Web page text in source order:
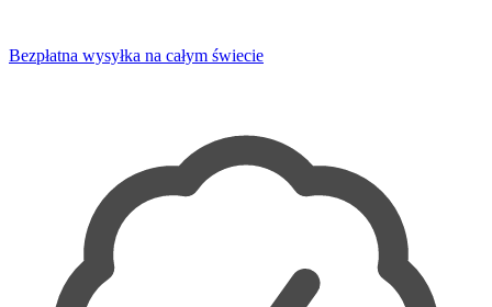
Bezpłatna wysyłka na całym świecie